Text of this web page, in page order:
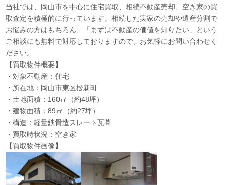
当社では、岡山市を中心に住宅買取、相続不動産売却、空き家の買
取査定を積極的に行っています。相続した実家の売却や遺産分割で
お悩みの方はもちろん、「まずは不動産の価値を知りたい」という
ご相談にも無料で対応しておりますので、お気軽にお問い合わせく
ださい。
【買取物件概要】
・対象不動産：住宅
・所在地：岡山市東区松新町
・土地面積：160㎡（約48坪）
・建物面積：89㎡（約27坪）
・構造：軽量鉄骨造スレート瓦葺
・買取時状況：空き家
【買取物件画像】